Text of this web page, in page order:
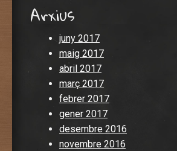
Arxius
juny 2017
maig 2017
abril 2017
març 2017
febrer 2017
gener 2017
desembre 2016
novembre 2016